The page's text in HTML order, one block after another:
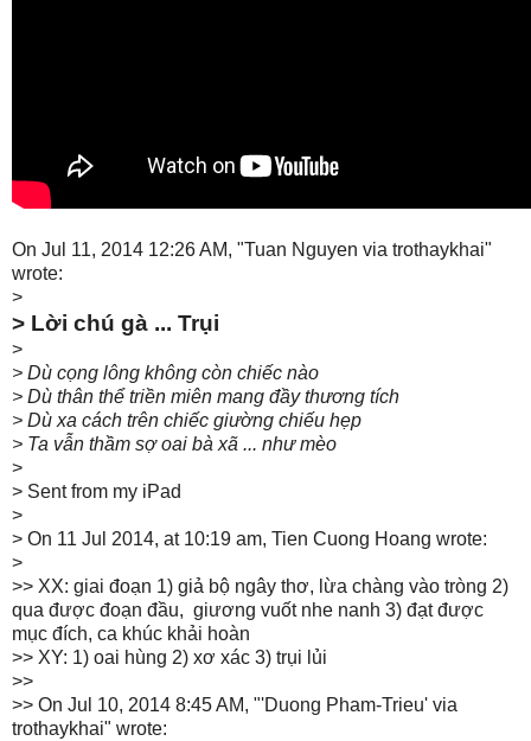
On Jul 11, 2014 12:26 AM, "Tuan Nguyen via trothaykhai"
wrote:
>
> Lời chú gà ... Trụi
>
> Dù cọng lông không còn chiếc nào
> Dù thân thể triền miên mang đầy thương tích
> Dù xa cách trên chiếc giường chiếu hẹp
> Ta vẫn thầm sợ oai bà xã ... như mèo
>
> Sent from my iPad
>
> On 11 Jul 2014, at 10:19 am, Tien Cuong Hoang wrote:
>
>> XX: giai đoạn 1) giả bộ ngây thơ, lừa chàng vào tròng 2)
qua được đoạn đầu, giương vuốt nhe nanh 3) đạt được
mục đích, ca khúc khải hoàn
>> XY: 1) oai hùng 2) xơ xác 3) trụi lủi
>>
>> On Jul 10, 2014 8:45 AM, "'Duong Pham-Trieu' via
trothaykhai" wrote: